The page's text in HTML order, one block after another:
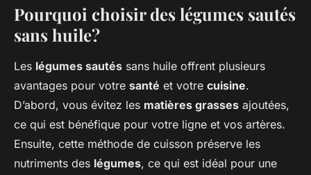
Pourquoi choisir des légumes sautés
sans huile?
Les légumes sautés sans huile offrent plusieurs
avantages pour votre santé et votre cuisine.
D’abord, vous évitez les matières grasses ajoutées,
ce qui est bénéfique pour votre ligne et vos artères.
Ensuite, cette méthode de cuisson préserve les
nutriments des légumes, ce qui est idéal pour une